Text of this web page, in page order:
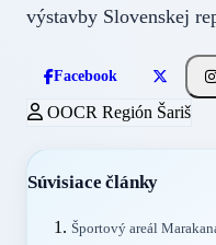
výstavby Slovenskej
Facebook
OOCR Región Šariš
Súvisiace články
Športový areál